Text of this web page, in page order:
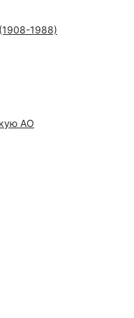
1988)
АО